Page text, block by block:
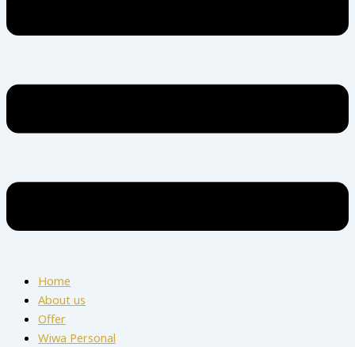
Home
About us
Offer
Wiwa Personal